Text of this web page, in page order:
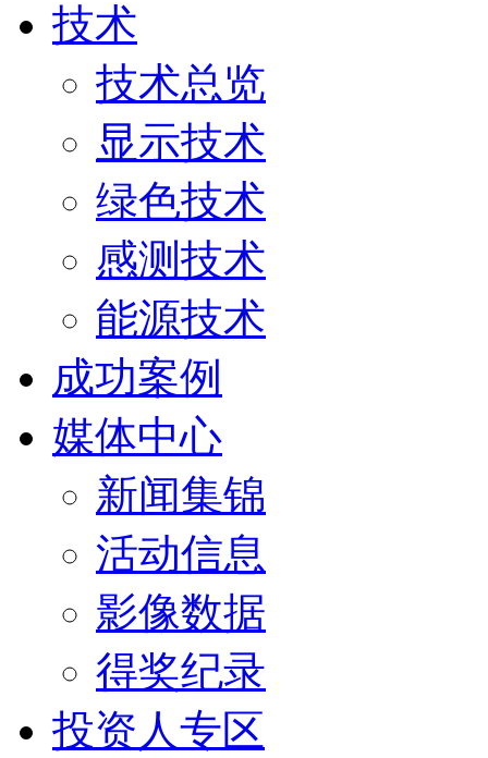
技术
技术总览
显示技术
绿色技术
感测技术
能源技术
成功案例
媒体中心
新闻集锦
活动信息
影像数据
得奖纪录
投资人专区